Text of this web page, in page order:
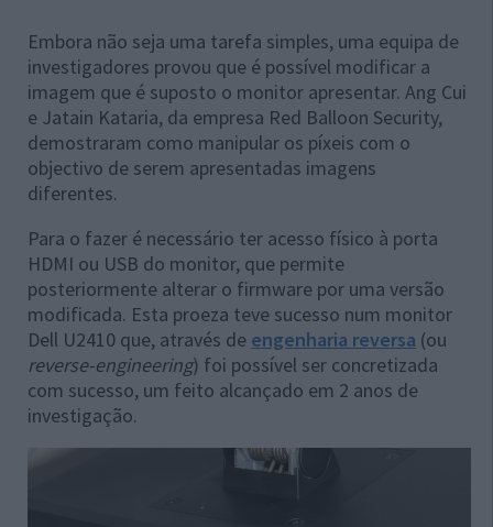
Embora não seja uma tarefa simples, uma equipa de
investigadores provou que é possível modificar a
imagem que é suposto o monitor apresentar. Ang Cui
e Jatain Kataria, da empresa Red Balloon Security,
demostraram como manipular os píxeis com o
objectivo de serem apresentadas imagens
diferentes.
Para o fazer é necessário ter acesso físico à porta
HDMI ou USB do monitor, que permite
posteriormente alterar o firmware por uma versão
modificada. Esta proeza teve sucesso num monitor
Dell U2410 que, através de engenharia reversa (ou
reverse-engineering) foi possível ser concretizada
com sucesso, um feito alcançado em 2 anos de
investigação.